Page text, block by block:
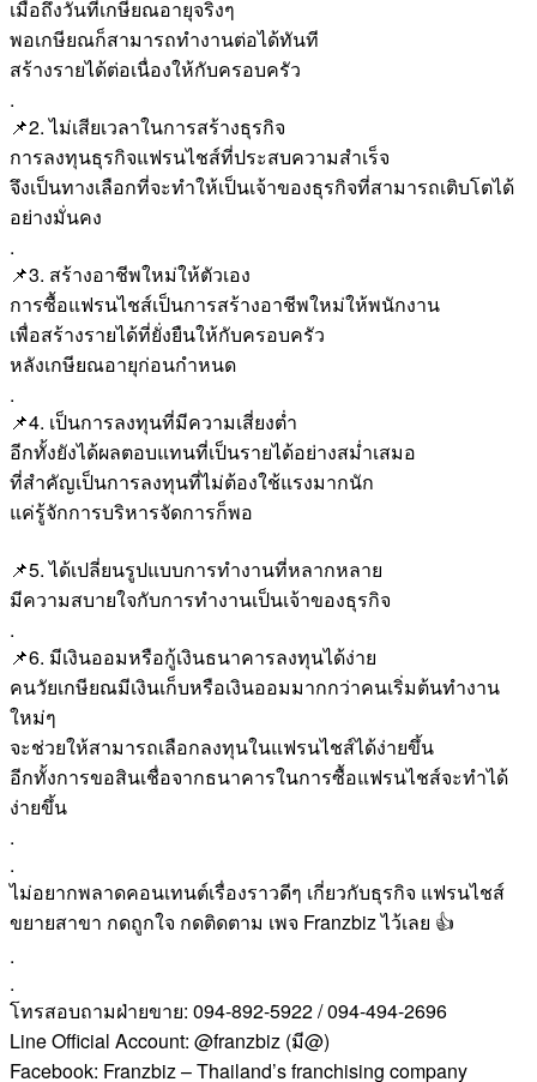
เมื่อถึงวันที่เกษียณอายุจริงๆ
พอเกษียณก็สามารถทำงานต่อได้ทันที
สร้างรายได้ต่อเนื่องให้กับครอบครัว
.
📌2. ไม่เสียเวลาในการสร้างธุรกิจ
การลงทุนธุรกิจแฟรนไชส์ที่ประสบความสำเร็จ
จึงเป็นทางเลือกที่จะทำให้เป็นเจ้าของธุรกิจที่สามารถเติบโตได้
อย่างมั่นคง
.
📌3. สร้างอาชีพใหม่ให้ตัวเอง
การซื้อแฟรนไชส์เป็นการสร้างอาชีพใหม่ให้พนักงาน
เพื่อสร้างรายได้ที่ยั่งยืนให้กับครอบครัว
หลังเกษียณอายุก่อนกำหนด
.
📌4. เป็นการลงทุนที่มีความเสี่ยงต่ำ
อีกทั้งยังได้ผลตอบแทนที่เป็นรายได้อย่างสม่ำเสมอ
ที่สำคัญเป็นการลงทุนที่ไม่ต้องใช้แรงมากนัก
แค่รู้จักการบริหารจัดการก็พอ
📌5. ได้เปลี่ยนรูปแบบการทำงานที่หลากหลาย
มีความสบายใจกับการทำงานเป็นเจ้าของธุรกิจ
.
📌6. มีเงินออมหรือกู้เงินธนาคารลงทุนได้ง่าย
คนวัยเกษียณมีเงินเก็บหรือเงินออมมากกว่าคนเริ่มต้นทำงาน
ใหม่ๆ
จะช่วยให้สามารถเลือกลงทุนในแฟรนไชส์ได้ง่ายขึ้น
อีกทั้งการขอสินเชื่อจากธนาคารในการซื้อแฟรนไชส์จะทำได้
ง่ายขึ้น
.
.
ไม่อยากพลาดคอนเทนต์เรื่องราวดีๆ เกี่ยวกับธุรกิจ แฟรนไชส์
ขยายสาขา กดถูกใจ กดติดตาม เพจ Franzbiz ไว้เลย 👍
.
.
โทรสอบถามฝ่ายขาย: 094-892-5922 / 094-494-2696
Line Official Account: @franzbiz (มี@)
Facebook: Franzbiz – Thailand’s franchising company